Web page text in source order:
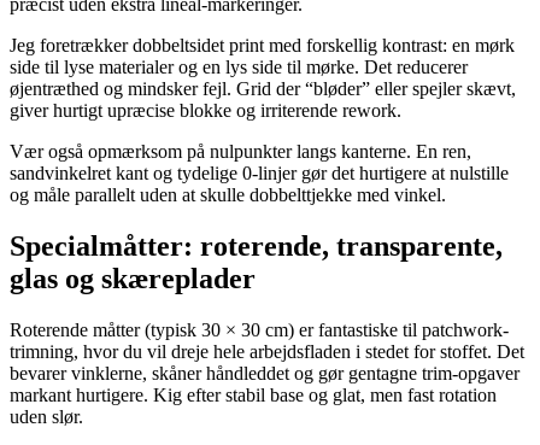
Jeg foretrækker dobbeltsidet print med forskellig kontrast: en mørk
side til lyse materialer og en lys side til mørke. Det reducerer
øjentræthed og mindsker fejl. Grid der “bløder” eller spejler skævt,
giver hurtigt upræcise blokke og irriterende rework.
Vær også opmærksom på nulpunkter langs kanterne. En ren,
sandvinkelret kant og tydelige 0-linjer gør det hurtigere at nulstille
og måle parallelt uden at skulle dobbelttjekke med vinkel.
Specialmåtter: roterende, transparente,
glas og skæreplader
Roterende måtter (typisk 30 × 30 cm) er fantastiske til patchwork-
trimning, hvor du vil dreje hele arbejdsfladen i stedet for stoffet. Det
bevarer vinklerne, skåner håndleddet og gør gentagne trim-opgaver
markant hurtigere. Kig efter stabil base og glat, men fast rotation
uden slør.